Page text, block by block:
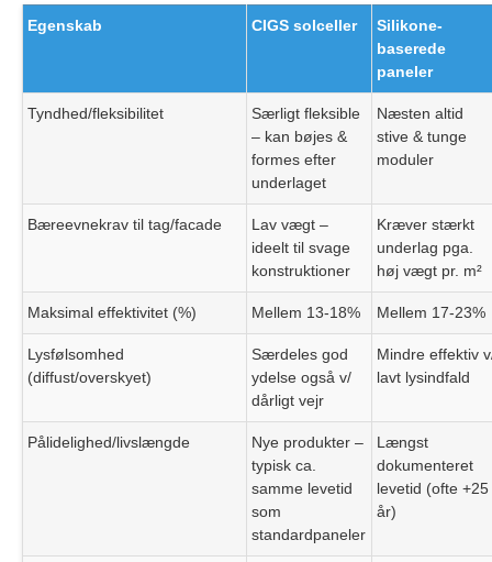
Egenskab CIGS solceller
Silikone-
baserede
paneler
Tyndhed/fleksibilitet
Særligt fleksible
– kan bøjes &
formes efter
underlaget
Næsten altid
stive & tunge
moduler
Bæreevnekrav til tag/facade
Lav vægt –
ideelt til svage
konstruktioner
Kræver stærkt
underlag pga.
høj vægt pr. m²
Maksimal effektivitet (%) Mellem 13-18% Mellem 17-23%
Lysfølsomhed
(diffust/overskyet)
Særdeles god
ydelse også v/
dårligt vejr
Mindre effektiv
lavt lysindfald
Pålidelighed/livslængde
Nye produkter –
typisk ca.
samme levetid
som
standardpaneler
Længst
dokumenteret
levetid (ofte +25
år)